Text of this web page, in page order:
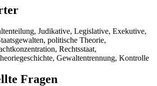
Judikative, Legislative, Exekutive,
politische Theorie,
Rechtsstaat,
Gewaltentrennung, Kontrolle
Fragen